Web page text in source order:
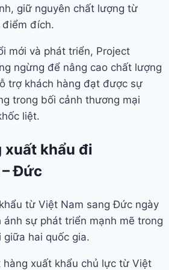
giữ nguyên chất lượng từ
đích.
mới và phát triển, Project
ngừng để nâng cao chất lượng
trợ khách hàng đạt được sự
trong bối cảnh thương mại
liệt.
xuất khẩu đi
Đức
từ Việt Nam sang Đức ngày
ánh sự phát triển mạnh mẽ trong
giữa hai quốc gia.
hàng xuất khẩu chủ lực từ Việt